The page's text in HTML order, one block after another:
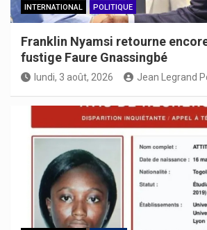
INTERNATIONAL POLITIQUE
Franklin Nyamsi retourne
fustige Faure Gnassingbé
lundi, 3 août, 2026 Jean Legrand